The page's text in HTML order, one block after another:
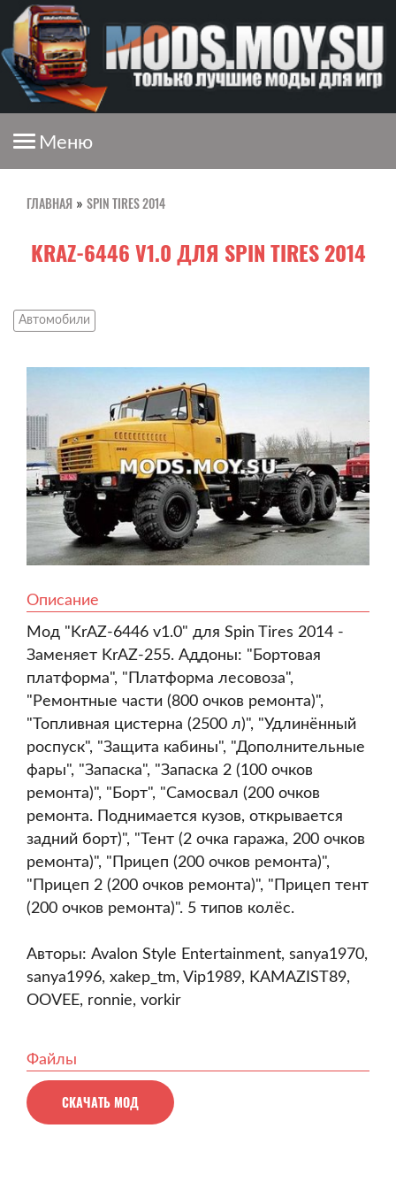
Меню
ГЛАВНАЯ » SPIN TIRES 2014
KRAZ-6446 V1.0 ДЛЯ SPIN TIRES 2014
Автомобили
Описание
Мод "KrAZ-6446 v1.0" для Spin Tires 2014 -
Заменяет KrAZ-255. Аддоны: "Бортовая
платформа", "Платформа лесовоза",
"Ремонтные части (800 очков ремонта)",
"Топливная цистерна (2500 л)", "Удлинённый
роспуск", "Защита кабины", "Дополнительные
фары", "Запаска", "Запаска 2 (100 очков
ремонта)", "Борт", "Самосвал (200 очков
ремонта. Поднимается кузов, открывается
задний борт)", "Тент (2 очка гаража, 200 очков
ремонта)", "Прицеп (200 очков ремонта)",
"Прицеп 2 (200 очков ремонта)", "Прицеп тент
(200 очков ремонта)". 5 типов колёс.
Авторы: Avalon Style Entertainment, sanya1970,
sanya1996, xakep_tm, Vip1989, KAMAZIST89,
OOVEE, ronnie, vorkir
Файлы
СКАЧАТЬ МОД